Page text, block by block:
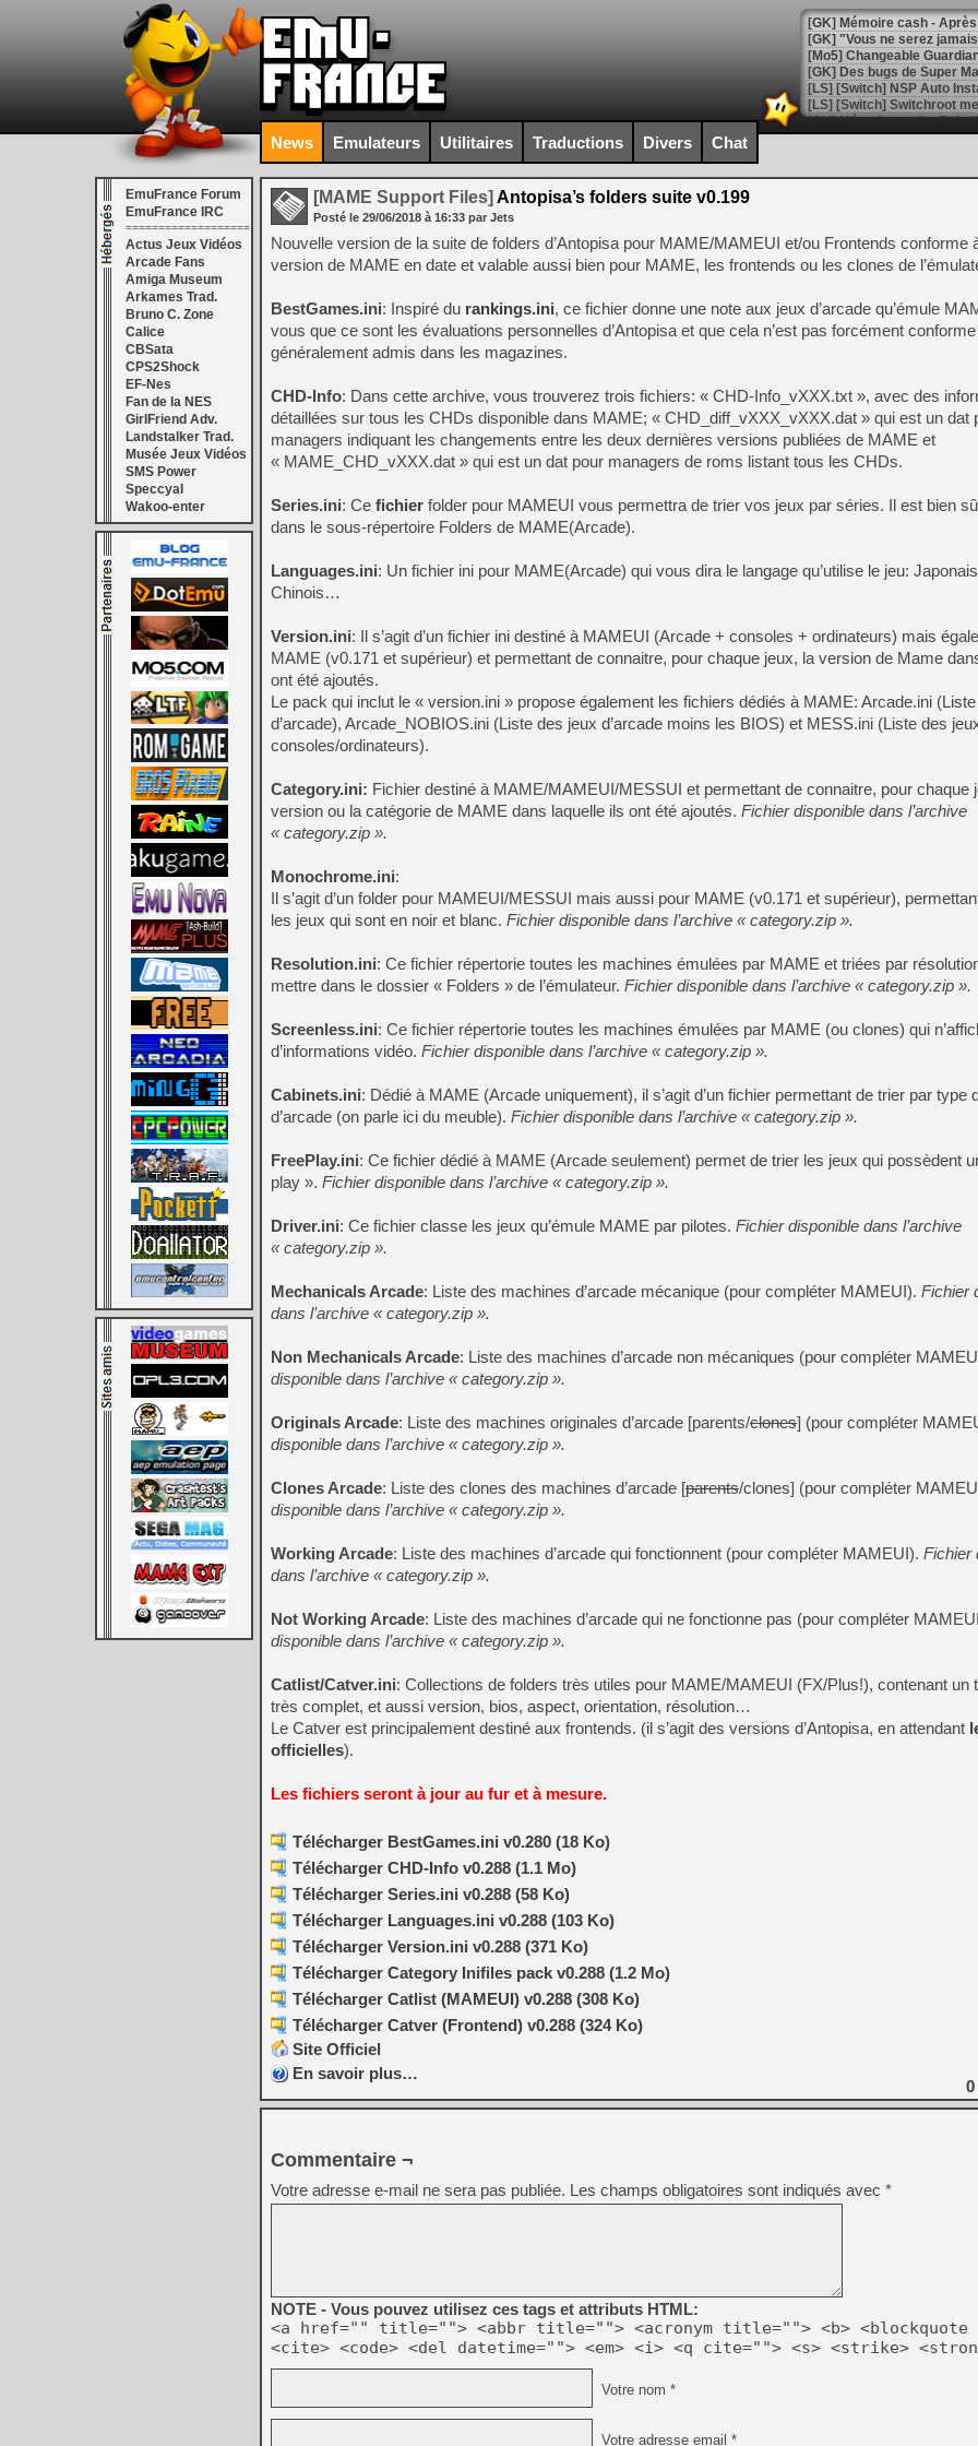
[GK] Mémoire cash -
[GK] "Vous ne serez
[Mo5] Changeable
[GK] Des bugs de Super
[LS] [Switch] NSP Auto
[GK] La saga horrifique
[GK] Le portage de Super
[Mo5] Le jeu de course
[GK] Guillermo del Toro
[LTF] Eté 2026 - Séquence 6
[GK] Mistfall Hunter : déjà
[GK] Wo Long 2 évolue
[GK] Crossfire : un TPS à
[LS] [PS5] Premiers
[Mo5] DOOM arrive en
[GK] Bethesda fête les 30
[GK] Roblox : l'action en
[GK] Agenda - GeForce
[GK] Devolver Digital en a
[LS] [PS5] ps5-y2jb-
[GK] Pourquoi Marvel
[GK] Test : Restory : Chill
[GK] GTA 6 : Rockstar
[GK] Hot Wheels Infinite
[GK] Mémoire cash -
[GK] Résultats Nintendo :
[GK] Dans ce jeu de
News Emulateurs Utilitaires Traductions Divers Chat
EmuFrance Forum
EmuFrance IRC
===================
Actus Jeux Vidéos
Arcade Fans
Amiga Museum
Arkames Trad.
Bruno C. Zone
Calice
CBSata
CPS2Shock
EF-Nes
Fan de la NES
GirlFriend Adv.
Landstalker Trad.
Musée Jeux Vidéos
SMS Power
Speccyal
Wakoo-enter
[MAME Support Files] Antopisa’s folders suite v0.199
Posté le 29/06/2018 à 16:33 par Jets
Nouvelle version de la suite de folders d’Antopisa pour MAME/MAMEUI et/ou Frontends conforme
version de MAME en date et valable aussi bien pour MAME, les frontends ou les clones de
BestGames.ini: Inspiré du rankings.ini, ce fichier donne une note aux jeux d’arcade qu’émule
vous que ce sont les évaluations personnelles d’Antopisa et que cela n’est pas forcément
généralement admis dans les magazines.
CHD-Info: Dans cette archive, vous trouverez trois fichiers: « CHD-Info_vXXX.txt », avec des
détaillées sur tous les CHDs disponible dans MAME; « CHD_diff_vXXX_vXXX.dat » qui est un dat
managers indiquant les changements entre les deux dernières versions publiées de MAME et
« MAME_CHD_vXXX.dat » qui est un dat pour managers de roms listant tous les CHDs.
Series.ini: Ce fichier folder pour MAMEUI vous permettra de trier vos jeux par séries. Il est bien
dans le sous-répertoire Folders de MAME(Arcade).
Languages.ini: Un fichier ini pour MAME(Arcade) qui vous dira le langage qu’utilise le jeu:
Chinois…
Version.ini: Il s’agit d’un fichier ini destiné à MAMEUI (Arcade + consoles + ordinateurs) mais
MAME (v0.171 et supérieur) et permettant de connaitre, pour chaque jeux, la version de Mame
ont été ajoutés.
Le pack qui inclut le « version.ini » propose également les fichiers dédiés à MAME: Arcade.ini
d’arcade), Arcade_NOBIOS.ini (Liste des jeux d’arcade moins les BIOS) et MESS.ini (Liste des
consoles/ordinateurs).
Category.ini: Fichier destiné à MAME/MAMEUI/MESSUI et permettant de connaitre, pour chaque
version ou la catégorie de MAME dans laquelle ils ont été ajoutés. Fichier disponible dans l’archive
« category.zip ».
Monochrome.ini:
Il s’agit d’un folder pour MAMEUI/MESSUI mais aussi pour MAME (v0.171 et supérieur),
les jeux qui sont en noir et blanc. Fichier disponible dans l’archive « category.zip ».
Resolution.ini: Ce fichier répertorie toutes les machines émulées par MAME et triées par
mettre dans le dossier « Folders » de l’émulateur. Fichier disponible dans l’archive « category.zip ».
Screenless.ini: Ce fichier répertorie toutes les machines émulées par MAME (ou clones) qui
d’informations vidéo. Fichier disponible dans l’archive « category.zip ».
Cabinets.ini: Dédié à MAME (Arcade uniquement), il s’agit d’un fichier permettant de trier par type
d’arcade (on parle ici du meuble). Fichier disponible dans l’archive « category.zip ».
FreePlay.ini: Ce fichier dédié à MAME (Arcade seulement) permet de trier les jeux qui possèdent
play ». Fichier disponible dans l’archive « category.zip ».
Driver.ini: Ce fichier classe les jeux qu’émule MAME par pilotes. Fichier disponible dans l’archive
« category.zip ».
Mechanicals Arcade: Liste des machines d’arcade mécanique (pour compléter MAMEUI). Fichier
dans l’archive « category.zip ».
Non Mechanicals Arcade: Liste des machines d’arcade non mécaniques (pour compléter
disponible dans l’archive « category.zip ».
Originals Arcade: Liste des machines originales d’arcade [parents/clones] (pour compléter
disponible dans l’archive « category.zip ».
Clones Arcade: Liste des clones des machines d’arcade [parents/clones] (pour compléter
disponible dans l’archive « category.zip ».
Working Arcade: Liste des machines d’arcade qui fonctionnent (pour compléter MAMEUI). Fichier
dans l’archive « category.zip ».
Not Working Arcade: Liste des machines d’arcade qui ne fonctionne pas (pour compléter
disponible dans l’archive « category.zip ».
Catlist/Catver.ini: Collections de folders très utiles pour MAME/MAMEUI (FX/Plus!), contenant un
très complet, et aussi version, bios, aspect, orientation, résolution…
Le Catver est principalement destiné aux frontends. (il s’agit des versions d’Antopisa, en attendant
officielles).
Les fichiers seront à jour au fur et à mesure.
Télécharger BestGames.ini v0.280 (18 Ko)
Télécharger CHD-Info v0.288 (1.1 Mo)
Télécharger Series.ini v0.288 (58 Ko)
Télécharger Languages.ini v0.288 (103 Ko)
Télécharger Version.ini v0.288 (371 Ko)
Télécharger Category Inifiles pack v0.288 (1.2 Mo)
Télécharger Catlist (MAMEUI) v0.288 (308 Ko)
Télécharger Catver (Frontend) v0.288 (324 Ko)
Site Officiel
En savoir plus…
0
Commentaire ¬
Votre adresse e-mail ne sera pas publiée. Les champs obligatoires sont indiqués avec *
NOTE - Vous pouvez utilisez ces tags et attributs HTML:
<a href="" title=""> <abbr title=""> <acronym title=""> <b> <blockquote
<cite> <code> <del datetime=""> <em> <i> <q cite=""> <s> <strike>
Votre nom *
Votre adresse email *